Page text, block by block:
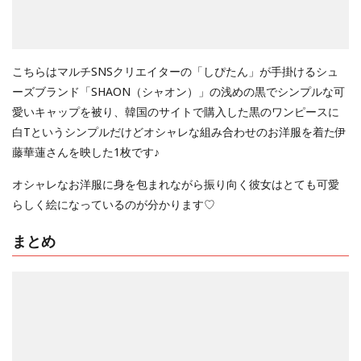
こちらはマルチSNSクリエイターの「しぴたん」が手掛けるシュ
ーズブランド「SHAON（シャオン）」の浅めの黒でシンプルな可
愛いキャップを被り、韓国のサイトで購入した黒のワンピースに
白Tというシンプルだけどオシャレな組み合わせのお洋服を着た伊
藤華蓮さんを映した1枚です♪
オシャレなお洋服に身を包まれながら振り向く彼女はとても可愛
らしく絵になっているのが分かります♡
まとめ